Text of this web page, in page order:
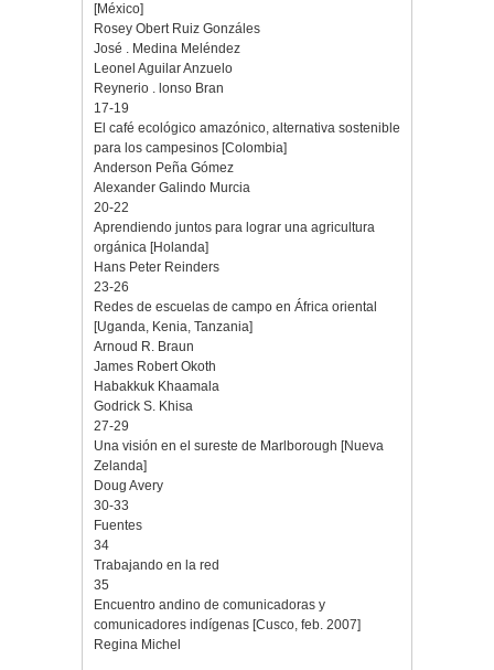
[México]
Rosey Obert Ruiz Gonzáles
José . Medina Meléndez
Leonel Aguilar Anzuelo
Reynerio . lonso Bran
17-19
El café ecológico amazónico, alternativa sostenible
para los campesinos [Colombia]
Anderson Peña Gómez
Alexander Galindo Murcia
20-22
Aprendiendo juntos para lograr una agricultura
orgánica [Holanda]
Hans Peter Reinders
23-26
Redes de escuelas de campo en África oriental
[Uganda, Kenia, Tanzania]
Arnoud R. Braun
James Robert Okoth
Habakkuk Khaamala
Godrick S. Khisa
27-29
Una visión en el sureste de Marlborough [Nueva
Zelanda]
Doug Avery
30-33
Fuentes
34
Trabajando en la red
35
Encuentro andino de comunicadoras y
comunicadores indígenas [Cusco, feb. 2007]
Regina Michel